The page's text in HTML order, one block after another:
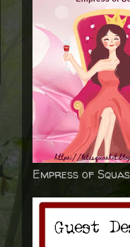
Empress of